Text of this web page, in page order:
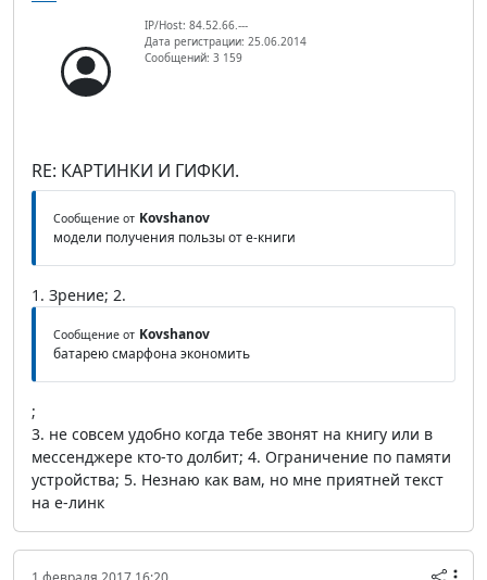
IP/Host: 84.52.66.---
Дата регистрации: 25.06.2014
Сообщений: 3 159
RE: КАРТИНКИ И ГИФКИ.
Сообщение от Kovshanov
модели получения пользы от е-книги
1. Зрение; 2.
Сообщение от Kovshanov
батарею смарфона экономить
;
3. не совсем удобно когда тебе звонят на книгу или в
мессенджере кто-то долбит; 4. Ограничение по памяти
устройства; 5. Незнаю как вам, но мне приятней текст
на е-линк